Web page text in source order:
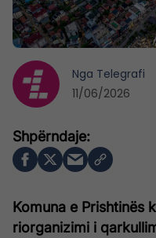
Komuna e Prishtinës
riorganizimi i
Nga Telegrafi
11/06/2026